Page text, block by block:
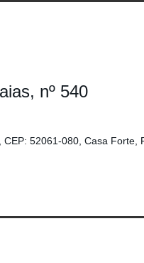
nº 540
CEP: 52061-080, Casa Forte,